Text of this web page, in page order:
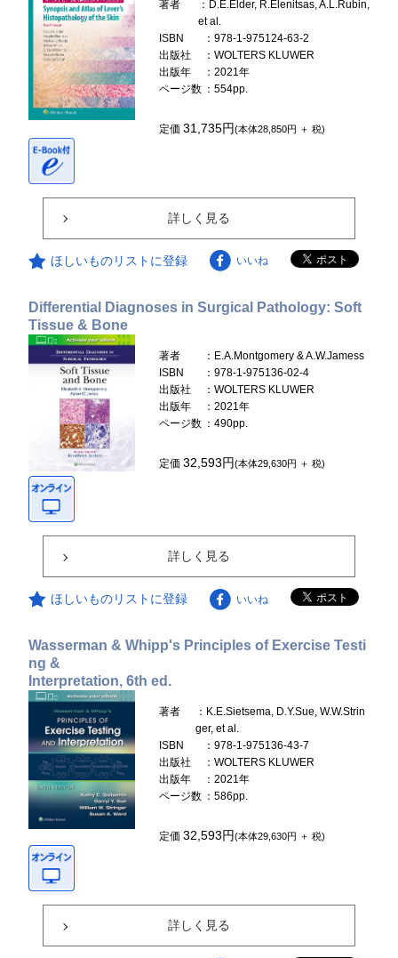
著者
：D.E.Elder, R.Elenitsas, A.L.Rubin,
et al.
ISBN
：978-1-975124-63-2
出版社
：WOLTERS KLUWER
出版年
：2021年
ページ数 ：554pp.
定価31,735円(本体28,850円 ＋ 税)
詳しく見る
ほしいものリストに登録 いいね
Differential Diagnoses in Surgical Pathology: Soft
Tissue & Bone
著者
：E.A.Montgomery & A.W.Jamess
ISBN
：978-1-975136-02-4
出版社
：WOLTERS KLUWER
出版年
：2021年
ページ数 ：490pp.
定価32,593円(本体29,630円 ＋ 税)
詳しく見る
ほしいものリストに登録 いいね
Wasserman & Whipp's Principles of Exercise Testi
ng &
Interpretation, 6th ed.
著者
：K.E.Sietsema, D.Y.Sue, W.W.Strin
ger, et al.
ISBN
：978-1-975136-43-7
出版社
：WOLTERS KLUWER
出版年
：2021年
ページ数 ：586pp.
定価32,593円(本体29,630円 ＋ 税)
詳しく見る